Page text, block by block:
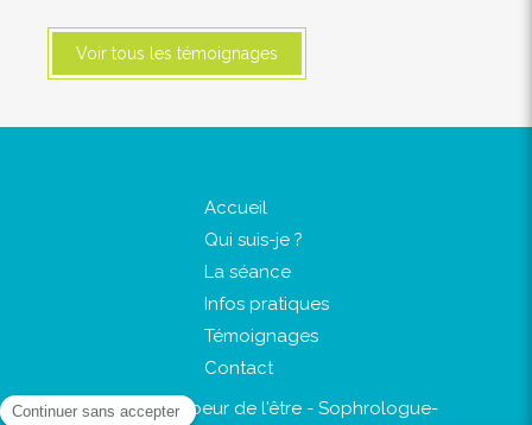
Voir tous les témoignages
Accueil
Qui suis-je ?
La séance
Infos pratiques
Témoignages
Contact
©2018 Au coeur de l'être - Sophrologue-